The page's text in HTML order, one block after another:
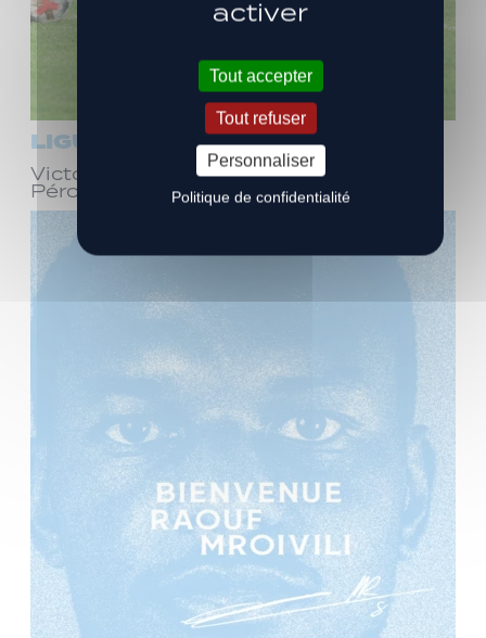
LIGUE 3
Victoire face à Bourg-en-Bresse
Péronnas (1-0)
activer
Tout accepter
Tout refuser
Personnaliser
Politique de confidentialité